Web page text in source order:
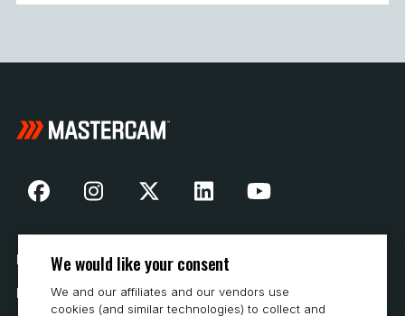
Nasza historia
Kontakt
We would like your consent
We and our affiliates and our vendors use
cookies (and similar technologies) to collect and